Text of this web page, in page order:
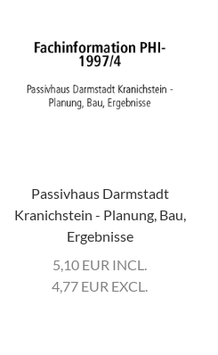
Passivhaus Darmstadt
Kranichstein - Planung, Bau,
Ergebnisse
5,10 EUR INCL.
4,77 EUR EXCL.